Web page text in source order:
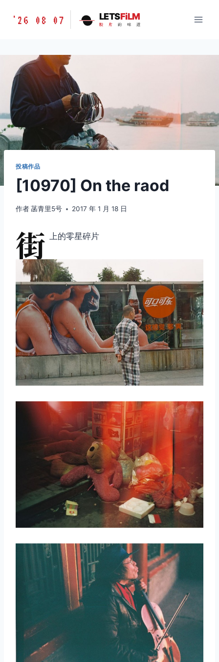
胶
道
LETSFILM
'26 08 07 LETSFiLM
胶 片 的 味 道
投稿作品
[10970] On the raod
作者菡青里5号 2017 年 1 月 18 日
街 上的零星碎片